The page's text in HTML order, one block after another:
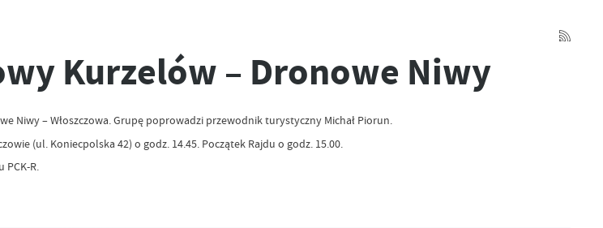
Kurzelów – Dronowe Niwy
Niwy – Włoszczowa. Grupę poprowadzi przewodnik turystyczny Michał Piorun.
(ul. Koniecpolska 42) o godz. 14.45. Początek Rajdu o godz. 15.00.
R.